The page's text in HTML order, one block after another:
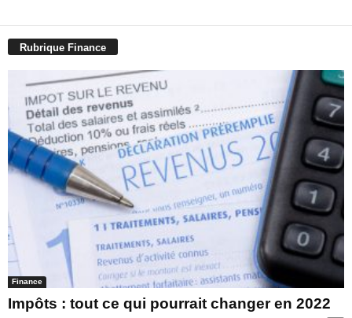
Rubrique Finance
Finance
Impôts : tout ce qui pourrait changer en 2022